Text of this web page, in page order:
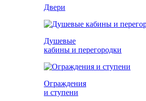
Двери
Душевые
кабины и перегородки
Ограждения
и ступени